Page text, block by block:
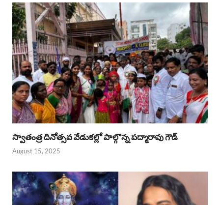
స్వాతంత్ర దినోత్సవ వేడుకల్లో పాల్గొన్న పద్మారావు గౌడ్
August 15, 2025